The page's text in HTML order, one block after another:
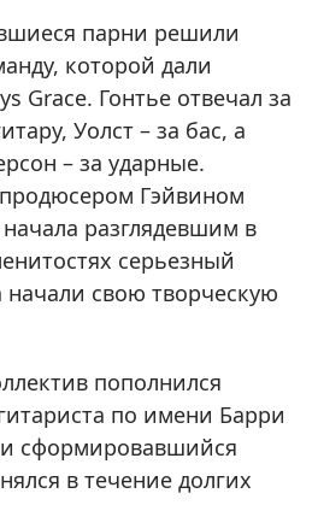
парни решили
которой дали
Grace. Гонтье отвечал за
Уолст – за бас, а
– за ударные.
Гэйвином
разглядевшим в
серьезный
начали свою творческую
пополнился
по имени Барри
сформировавшийся
в течение долгих